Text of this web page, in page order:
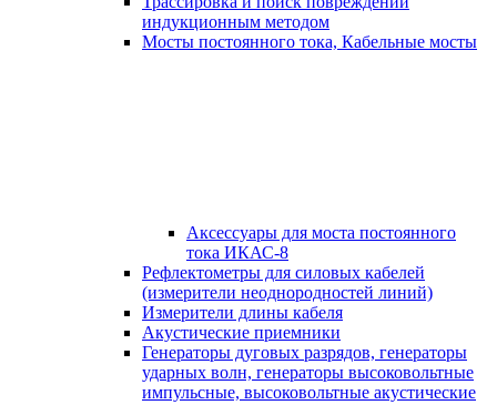
индукционным методом
Мосты постоянного тока, Кабельные мосты
Аксессуары для моста постоянного
тока ИКАС-8
Рефлектометры для силовых кабелей
(измерители неоднородностей линий)
Измерители длины кабеля
Акустические приемники
Генераторы дуговых разрядов, генераторы
ударных волн, генераторы высоковольтные
импульсные, высоковольтные акустические